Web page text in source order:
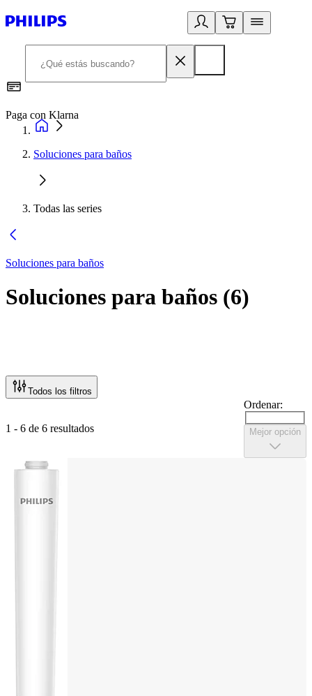
Paga con Klarna
Soluciones para baños
Todas las series
Soluciones para baños
Soluciones para baños (6)
Todos los filtros
1 - 6 de 6 resultados
Ordenar:
Mejor opción